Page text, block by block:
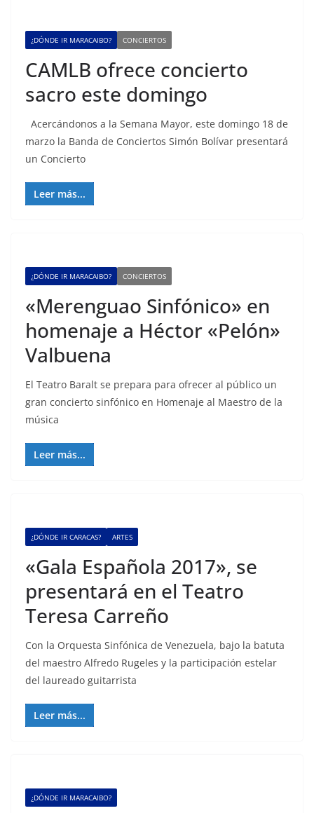
¿DÓNDE IR MARACAIBO? CONCIERTOS
CAMLB ofrece concierto
sacro este domingo
Acercándonos a la Semana Mayor, este domingo 18 de
marzo la Banda de Conciertos Simón Bolívar presentará
un Concierto
Leer más...
¿DÓNDE IR MARACAIBO? CONCIERTOS
«Merenguao Sinfónico» en
homenaje a Héctor «Pelón»
Valbuena
El Teatro Baralt se prepara para ofrecer al público un
gran concierto sinfónico en Homenaje al Maestro de la
música
Leer más...
¿DÓNDE IR CARACAS? ARTES
«Gala Española 2017», se
presentará en el Teatro
Teresa Carreño
Con la Orquesta Sinfónica de Venezuela, bajo la batuta
del maestro Alfredo Rugeles y la participación estelar
del laureado guitarrista
Leer más...
¿DÓNDE IR MARACAIBO?